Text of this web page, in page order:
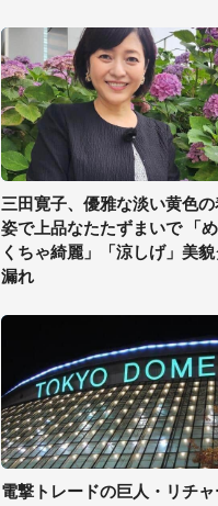
三田寛子、優雅な淡い黄色
姿で上品なたたずまいで 「
くちゃ綺麗」「涼しげ」美
漏れ
電撃トレードの巨人・リチ